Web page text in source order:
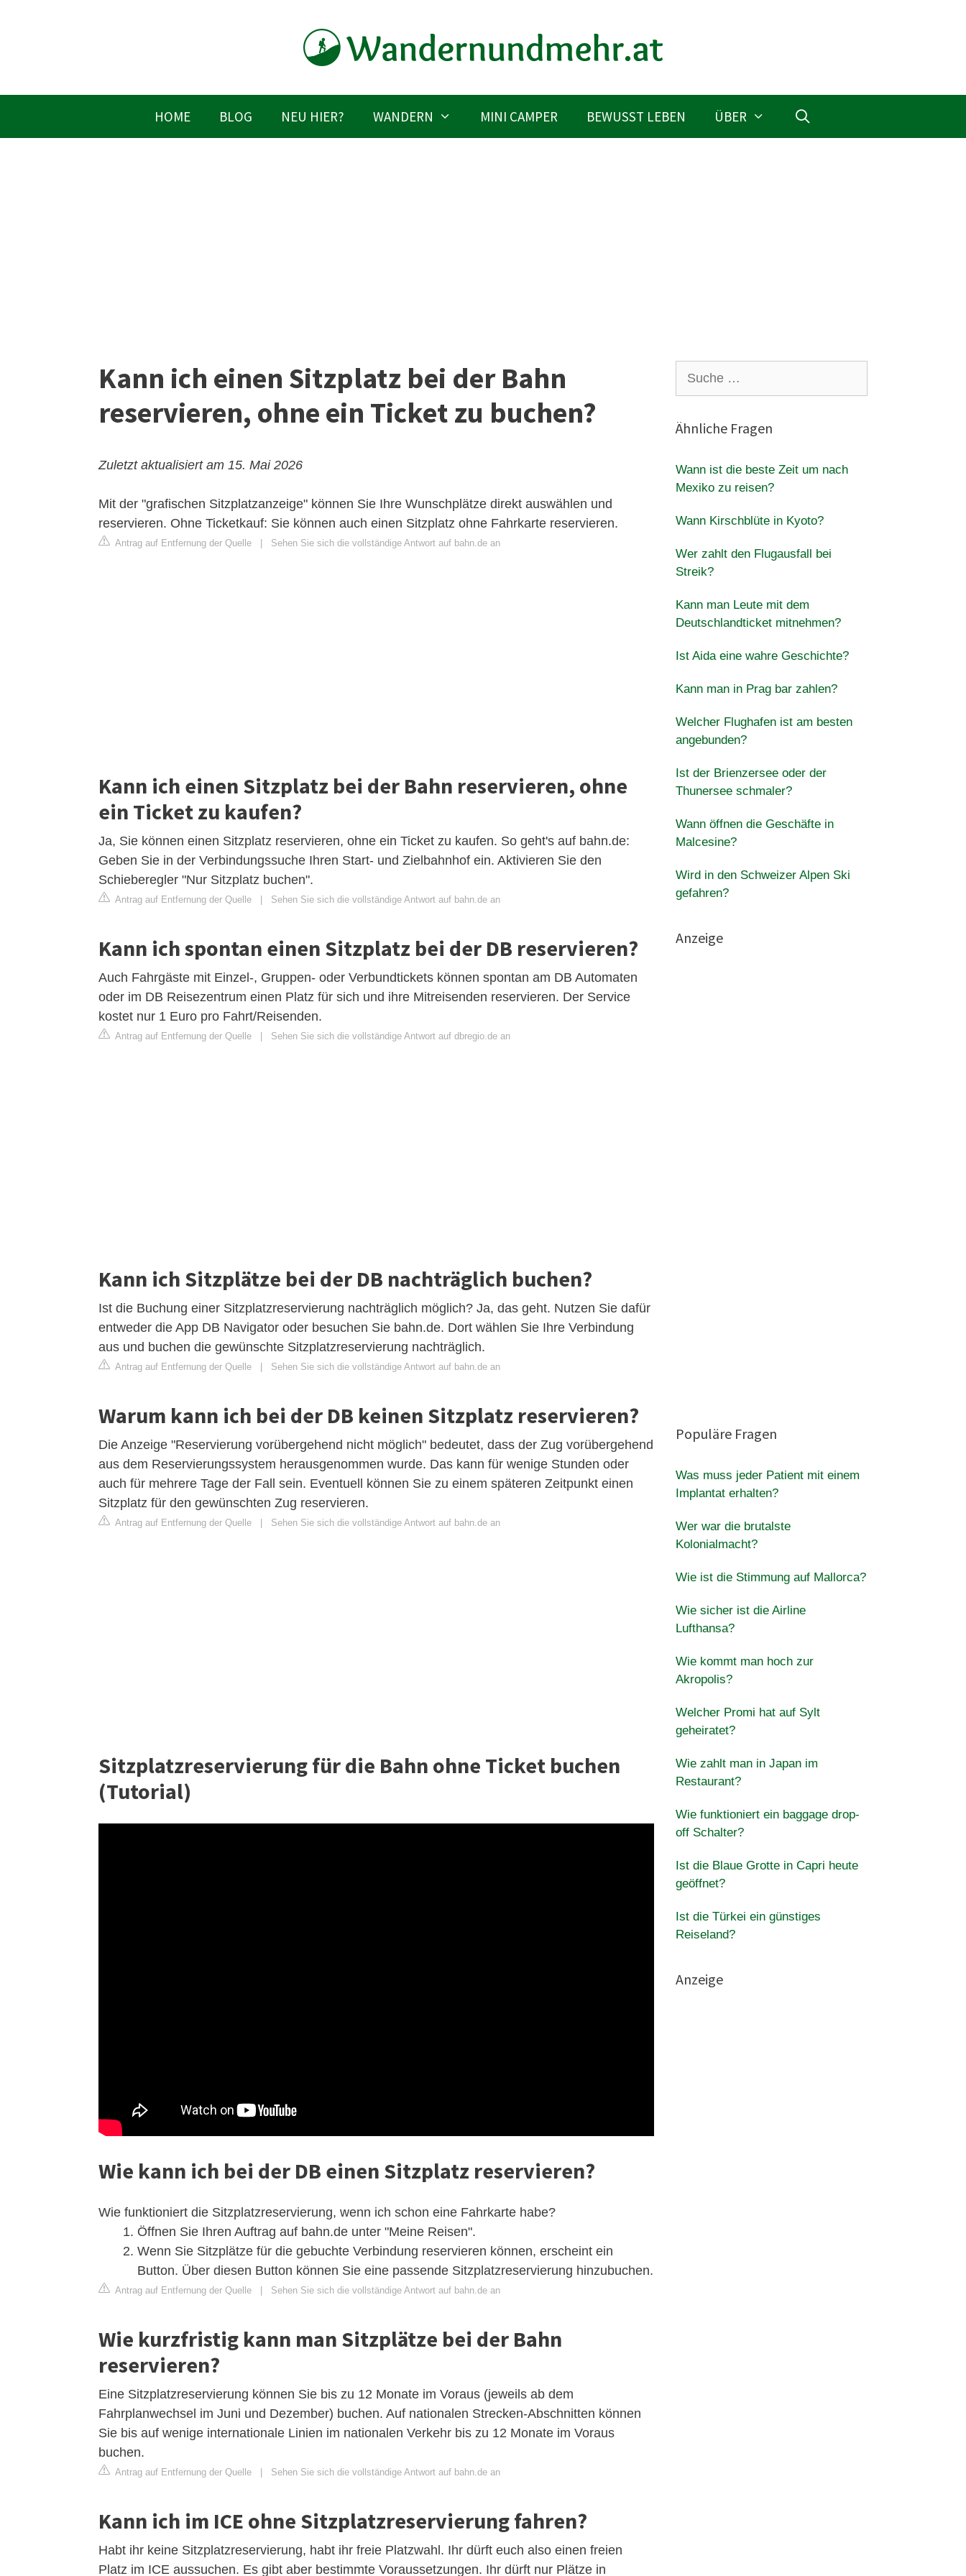
HOME BLOG NEU HIER? WANDERN MINI CAMPER BEWUSST LEBEN ÜBER
Kann ich einen Sitzplatz bei der Bahn
reservieren, ohne ein Ticket zu buchen?
Zuletzt aktualisiert am 15. Mai 2026
Mit der "grafischen Sitzplatzanzeige" können Sie Ihre Wunschplätze direkt auswählen und
reservieren. Ohne Ticketkauf: Sie können auch einen Sitzplatz ohne Fahrkarte reservieren.
Antrag auf Entfernung der Quelle Sehen Sie sich die vollständige Antwort auf bahn.de an
Kann ich einen Sitzplatz bei der Bahn reservieren, ohne
ein Ticket zu kaufen?
Ja, Sie können einen Sitzplatz reservieren, ohne ein Ticket zu kaufen. So geht's auf bahn.de:
Geben Sie in der Verbindungssuche Ihren Start- und Zielbahnhof ein. Aktivieren Sie den
Schieberegler "Nur Sitzplatz buchen".
Antrag auf Entfernung der Quelle Sehen Sie sich die vollständige Antwort auf bahn.de an
Kann ich spontan einen Sitzplatz bei der DB reservieren?
Auch Fahrgäste mit Einzel-, Gruppen- oder Verbundtickets können spontan am DB Automaten
oder im DB Reisezentrum einen Platz für sich und ihre Mitreisenden reservieren. Der Service
kostet nur 1 Euro pro Fahrt/Reisenden.
Antrag auf Entfernung der Quelle Sehen Sie sich die vollständige Antwort auf dbregio.de an
Kann ich Sitzplätze bei der DB nachträglich buchen?
Ist die Buchung einer Sitzplatzreservierung nachträglich möglich? Ja, das geht. Nutzen Sie dafür
entweder die App DB Navigator oder besuchen Sie bahn.de. Dort wählen Sie Ihre Verbindung
aus und buchen die gewünschte Sitzplatzreservierung nachträglich.
Antrag auf Entfernung der Quelle Sehen Sie sich die vollständige Antwort auf bahn.de an
Warum kann ich bei der DB keinen Sitzplatz reservieren?
Die Anzeige "Reservierung vorübergehend nicht möglich" bedeutet, dass der Zug vorübergehend
aus dem Reservierungssystem herausgenommen wurde. Das kann für wenige Stunden oder
auch für mehrere Tage der Fall sein. Eventuell können Sie zu einem späteren Zeitpunkt einen
Sitzplatz für den gewünschten Zug reservieren.
Antrag auf Entfernung der Quelle Sehen Sie sich die vollständige Antwort auf bahn.de an
Sitzplatzreservierung für die Bahn ohne Ticket buchen
(Tutorial)
Wie kann ich bei der DB einen Sitzplatz reservieren?
Wie funktioniert die Sitzplatzreservierung, wenn ich schon eine Fahrkarte habe?
Öffnen Sie Ihren Auftrag auf bahn.de unter "Meine Reisen".
Wenn Sie Sitzplätze für die gebuchte Verbindung reservieren können, erscheint ein
Button. Über diesen Button können Sie eine passende Sitzplatzreservierung hinzubuchen.
Antrag auf Entfernung der Quelle | Sehen Sie sich die vollständige Antwort auf bahn.de an
Wie kurzfristig kann man Sitzplätze bei der Bahn
reservieren?
Eine Sitzplatzreservierung können Sie bis zu 12 Monate im Voraus (jeweils ab dem
Fahrplanwechsel im Juni und Dezember) buchen. Auf nationalen Strecken-Abschnitten können
Sie bis auf wenige internationale Linien im nationalen Verkehr bis zu 12 Monate im Voraus
buchen.
Antrag auf Entfernung der Quelle | Sehen Sie sich die vollständige Antwort auf bahn.de an
Kann ich im ICE ohne Sitzplatzreservierung fahren?
Habt ihr keine Sitzplatzreservierung, habt ihr freie Platzwahl. Ihr dürft euch also einen freien
Platz im ICE aussuchen. Es gibt aber bestimmte Voraussetzungen. Ihr dürft nur Plätze in
nach:
Ähnliche Fragen
Wann ist die beste Zeit um nach
Mexiko zu reisen?
Wann Kirschblüte in Kyoto?
Wer zahlt den Flugausfall bei
Streik?
Kann man Leute mit dem
Deutschlandticket mitnehmen?
Ist Aida eine wahre Geschichte?
Kann man in Prag bar zahlen?
Welcher Flughafen ist am besten
angebunden?
Ist der Brienzersee oder der
Thunersee schmaler?
Wann öffnen die Geschäfte in
Malcesine?
Wird in den Schweizer Alpen Ski
gefahren?
Anzeige
Populäre Fragen
Was muss jeder Patient mit einem
Implantat erhalten?
Wer war die brutalste
Kolonialmacht?
Wie ist die Stimmung auf Mallorca?
Wie sicher ist die Airline
Lufthansa?
Wie kommt man hoch zur
Akropolis?
Welcher Promi hat auf Sylt
geheiratet?
Wie zahlt man in Japan im
Restaurant?
Wie funktioniert ein baggage drop-
off Schalter?
Ist die Blaue Grotte in Capri heute
geöffnet?
Ist die Türkei ein günstiges
Reiseland?
Anzeige